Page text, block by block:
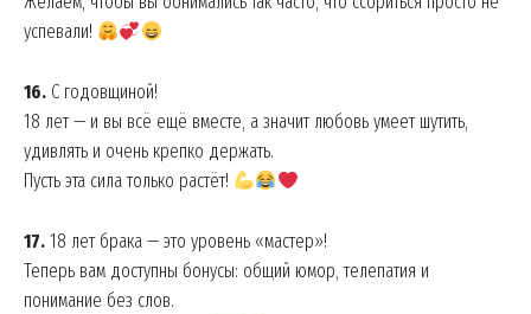
успевали!
16. С годовщиной!
18 лет — и вы всё ещё вместе, а значит любовь умеет шутить,
удивлять и очень крепко держать.
Пусть эта сила только растёт!
17. 18 лет брака — это уровень «мастер»!
Теперь вам доступны бонусы: общий юмор, телепатия и
понимание без слов.